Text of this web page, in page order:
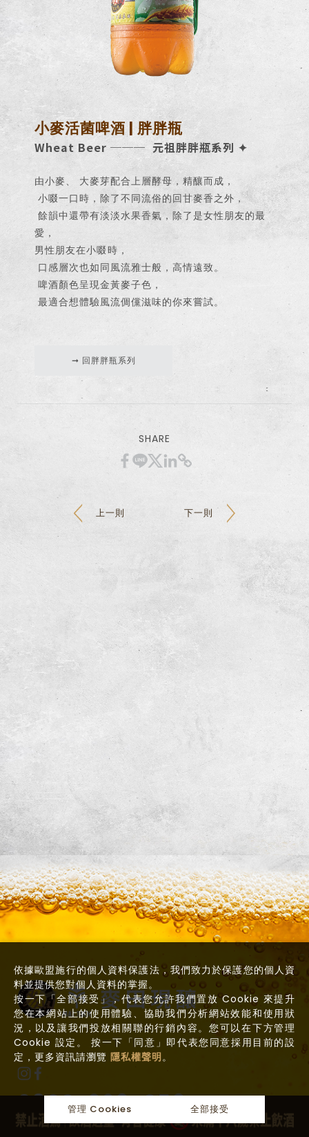
小麥活菌啤酒 | 胖胖瓶
Wheat Beer ─── 元祖胖胖瓶系列 ✦
由小麥、 大麥芽配合上層酵母，精釀而成，
小啜一口時，除了不同流俗的回甘麥香之外，
餘韻中還帶有淡淡水果香氣，除了是女性朋友的最
愛，
男性朋友在小啜時，
口感層次也如同風流雅士般，高情遠致。
啤酒顏色呈現金黃麥子色，
最適合想體驗風流倜儻滋味的你來嘗試。
➞ 回胖胖瓶系列
SHARE
上一則 下一則
0800-368-058
關於麥田 最新消息 麥田產品 聯繫麥田
依據歐盟施行的個人資料保護法，我們致力於保護您的個人資
料並提供您對個人資料的掌握。
按一下「全部接受」，代表您允許我們置放 Cookie 來提升
您在本網站上的使用體驗、協助我們分析網站效能和使用狀
況，以及讓我們投放相關聯的行銷內容。您可以在下方管理
Cookie 設定。 按一下「同意」即代表您同意採用目前的設
定，更多資訊請瀏覽 隱私權聲明。
管理 Cookies 全部接受
僅必需的